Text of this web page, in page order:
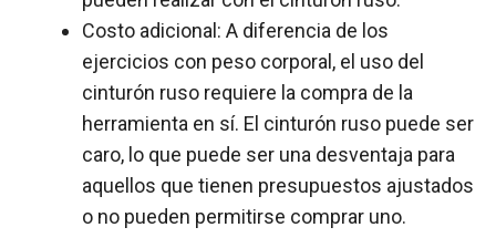
Costo adicional: A diferencia de los
ejercicios con peso corporal, el uso del
cinturón ruso requiere la compra de la
herramienta en sí. El cinturón ruso puede ser
caro, lo que puede ser una desventaja para
aquellos que tienen presupuestos ajustados
o no pueden permitirse comprar uno.